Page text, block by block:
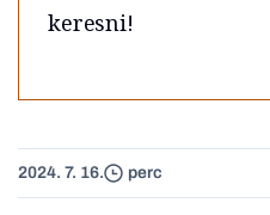
keresni!
2024. 7. 16. perc